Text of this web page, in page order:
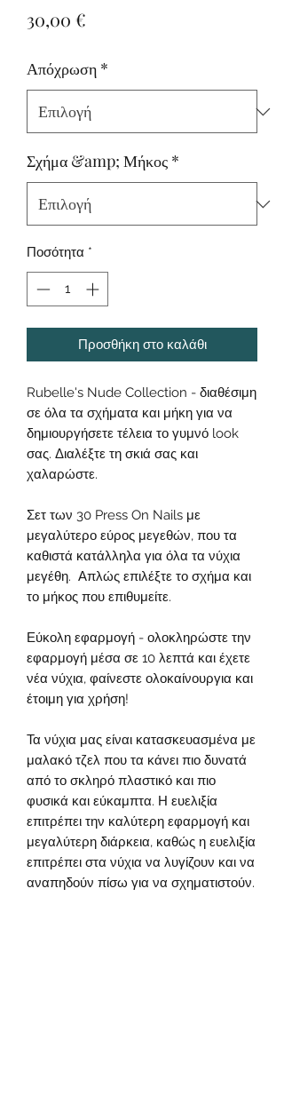
30,00 €
Απόχρωση *
Σχήμα &amp; Μήκος *
Ποσότητα *
Προσθήκη στο καλάθι
Rubelle's Nude Collection - διαθέσιμη
σε όλα τα σχήματα και μήκη για να
δημιουργήσετε τέλεια το γυμνό look
σας. Διαλέξτε τη σκιά σας και
χαλαρώστε.
Σετ των 30 Press On Nails με
μεγαλύτερο εύρος μεγεθών, που τα
καθιστά κατάλληλα για όλα τα νύχια
μεγέθη. Απλώς επιλέξτε το σχήμα και
το μήκος που επιθυμείτε.
Εύκολη εφαρμογή - ολοκληρώστε την
εφαρμογή μέσα σε 10 λεπτά και έχετε
νέα νύχια, φαίνεστε ολοκαίνουργια και
έτοιμη για χρήση!
Τα νύχια μας είναι κατασκευασμένα με
μαλακό τζελ που τα κάνει πιο δυνατά
από το σκληρό πλαστικό και πιο
φυσικά και εύκαμπτα. Η ευελιξία
επιτρέπει την καλύτερη εφαρμογή και
μεγαλύτερη διάρκεια, καθώς η ευελιξία
επιτρέπει στα νύχια να λυγίζουν και να
αναπηδούν πίσω για να σχηματιστούν.